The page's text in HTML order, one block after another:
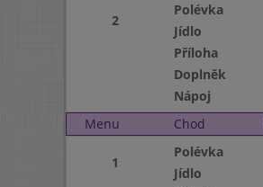
2
Polévka
Jídlo
Příloha
Doplněk
Nápoj
Menu
Chod
1
Polévka
Jídlo